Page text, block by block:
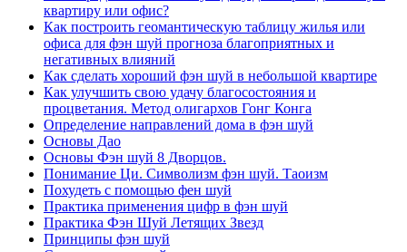
квартиру или офис?
Как построить геомантическую таблицу жилья или
офиса для фэн шуй прогноза благоприятных и
негативных влияний
Как сделать хороший фэн шуй в небольшой квартире
Как улучшить свою удачу благосостояния и
процветания. Метод олигархов Гонг Конга
Определение направлений дома в фэн шуй
Основы Дао
Основы Фэн шуй 8 Дворцов.
Понимание Ци. Символизм фэн шуй. Таоизм
Похудеть с помощью фен шуй
Практика применения цифр в фэн шуй
Практика Фэн Шуй Летящих Звезд
Принципы фэн шуй